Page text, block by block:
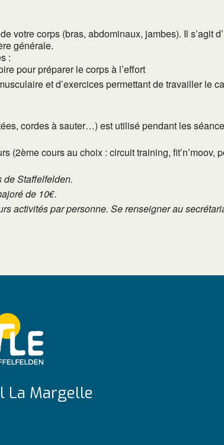
votre corps (bras, abdominaux, jambes). Il s’agit
générale.
:
pour préparer le corps à l’effort
et d’exercices permettant de travailler le
cordes à sauter…) est utilisé pendant les
(2ème cours au choix : circuit training, fit’n’moov,
de Staffelfelden.
de 10€.
activités par personne. Se renseigner au
La Margelle